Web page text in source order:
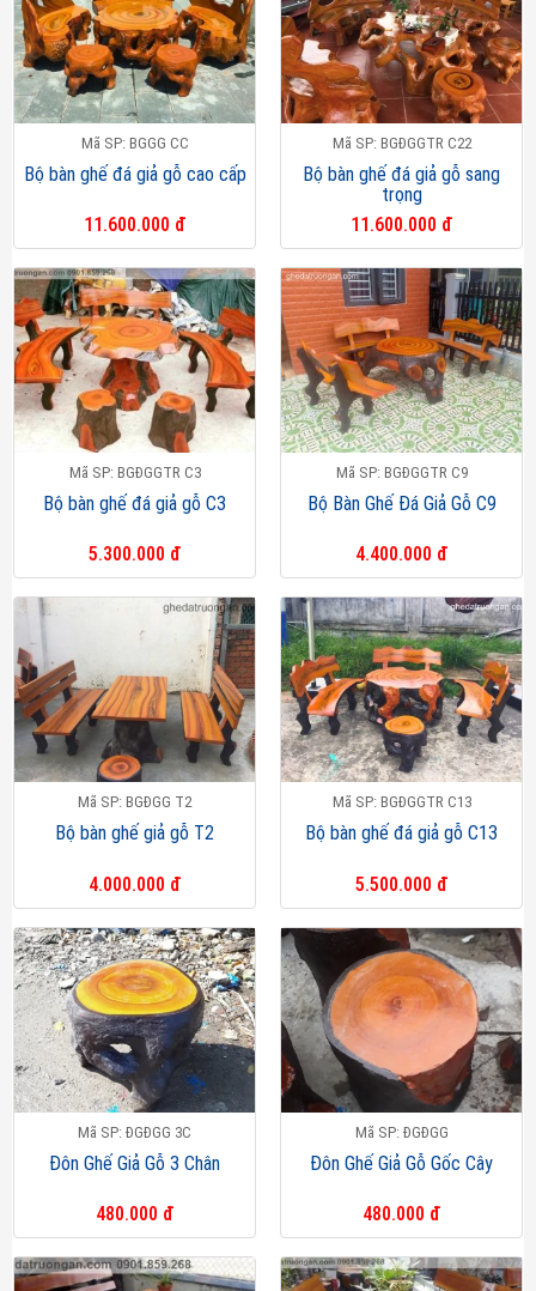
Mã SP: BGGG CC
Bộ bàn ghế đá giả gỗ cao cấp
11.600.000 đ
Mã SP: BGĐGGTR C22
Bộ bàn ghế đá giả gỗ sang
trọng
11.600.000 đ
Mã SP: BGĐGGTR C3
Bộ bàn ghế đá giả gỗ C3
5.300.000 đ
Mã SP: BGĐGGTR C9
Bộ Bàn Ghế Đá Giả Gỗ C9
4.400.000 đ
Mã SP: BGĐGG T2
Bộ bàn ghế giả gỗ T2
4.000.000 đ
Mã SP: BGĐGGTR C13
Bộ bàn ghế đá giả gỗ C13
5.500.000 đ
Mã SP: ĐGĐGG 3C
Đôn Ghế Giả Gỗ 3 Chân
480.000 đ
Mã SP: ĐGĐGG
Đôn Ghế Giả Gỗ Gốc Cây
480.000 đ